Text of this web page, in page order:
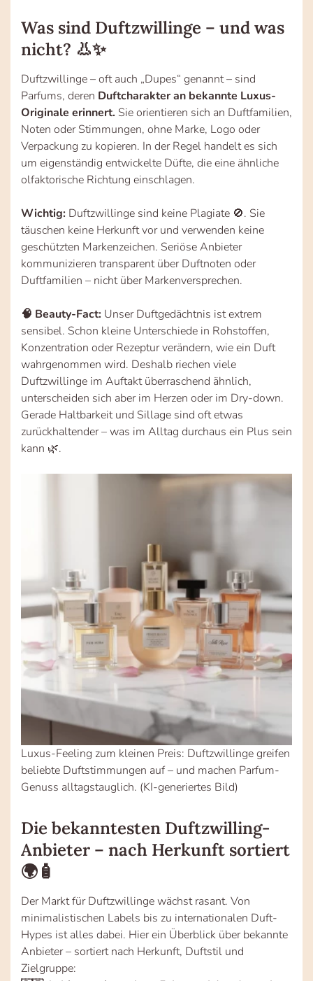
Was sind Duftzwillinge – und was
nicht? 👃✨
Duftzwillinge – oft auch „Dupes“ genannt – sind
Parfums, deren Duftcharakter an bekannte Luxus-
Originale erinnert. Sie orientieren sich an Duftfamilien,
Noten oder Stimmungen, ohne Marke, Logo oder
Verpackung zu kopieren. In der Regel handelt es sich
um eigenständig entwickelte Düfte, die eine ähnliche
olfaktorische Richtung einschlagen.
Wichtig: Duftzwillinge sind keine Plagiate 🚫. Sie
täuschen keine Herkunft vor und verwenden keine
geschützten Markenzeichen. Seriöse Anbieter
kommunizieren transparent über Duftnoten oder
Duftfamilien – nicht über Markenversprechen.
🧠 Beauty-Fact: Unser Duftgedächtnis ist extrem
sensibel. Schon kleine Unterschiede in Rohstoffen,
Konzentration oder Rezeptur verändern, wie ein Duft
wahrgenommen wird. Deshalb riechen viele
Duftzwillinge im Auftakt überraschend ähnlich,
unterscheiden sich aber im Herzen oder im Dry-down.
Gerade Haltbarkeit und Sillage sind oft etwas
zurückhaltender – was im Alltag durchaus ein Plus sein
kann 🌿.
Luxus-Feeling zum kleinen Preis: Duftzwillinge greifen
beliebte Duftstimmungen auf – und machen Parfum-
Genuss alltagstauglich. (KI-generiertes Bild)
Die bekanntesten Duftzwilling-
Anbieter – nach Herkunft sortiert
🌍🧴
Der Markt für Duftzwillinge wächst rasant. Von
minimalistischen Labels bis zu internationalen Duft-
Hypes ist alles dabei. Hier ein Überblick über bekannte
Anbieter – sortiert nach Herkunft, Duftstil und
Zielgruppe: